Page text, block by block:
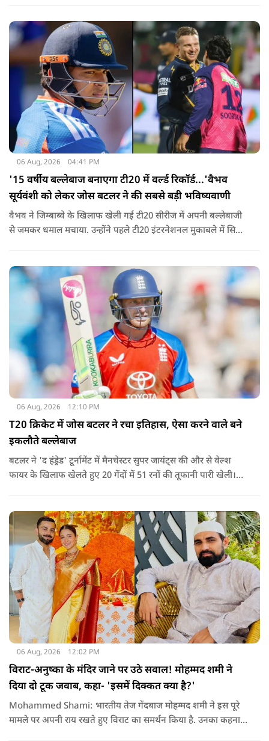
06 Aug, 2026 04:41 PM
'15 वर्षीय बल्लेबाज बनाएगा टी20 में वर्ल्ड रिकॉर्ड...'वैभव
सूर्यवंशी को लेकर जोस बटलर ने की सबसे बड़ी भविष्यवाणी
वैभव ने जिम्बाब्वे के खिलाफ खेली गई टी20 सीरीज में अपनी बल्लेबाजी
से जमकर धमाल मचाया. उन्होंने पहले टी20 इंटरनेशनल मुकाबले में सिर्फ
06 Aug, 2026 12:10 PM
T20 क्रिकेट में जोस बटलर ने रचा इतिहास, ऐसा करने वाले बने
इकलौते बल्लेबाज
बटलर ने 'द हंड्रेड' टूर्नामेंट में मैनचेस्टर सुपर जायंट्स की और से वेल्श
फायर के खिलाफ खेलते हुए 20 गेंदों में 51 रनों की तूफानी पारी खेली।
06 Aug, 2026 12:02 PM
विराट-अनुष्का के मंदिर जाने पर उठे सवाल! मोहम्मद शमी ने
दिया दो टूक जवाब, कहा- 'इसमें दिक्कत क्या है?'
Mohammed Shami: भारतीय तेज गेंदबाज मोहम्मद शमी ने इस पूरे
मामले पर अपनी राय रखते हुए विराट का समर्थन किया है. उनका कहना है